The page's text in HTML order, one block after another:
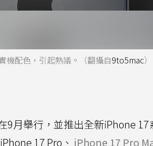
機配色，引起熱議。（翻攝自9to5mac）
9月舉行，並推出全新iPhone 17
17 Pro、 iPhone 17 Pro